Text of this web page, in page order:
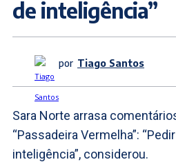
de inteligência”
por Tiago Santos
Sara Norte arrasa
“Passadeira Vermelha”:
inteligência”, considerou.